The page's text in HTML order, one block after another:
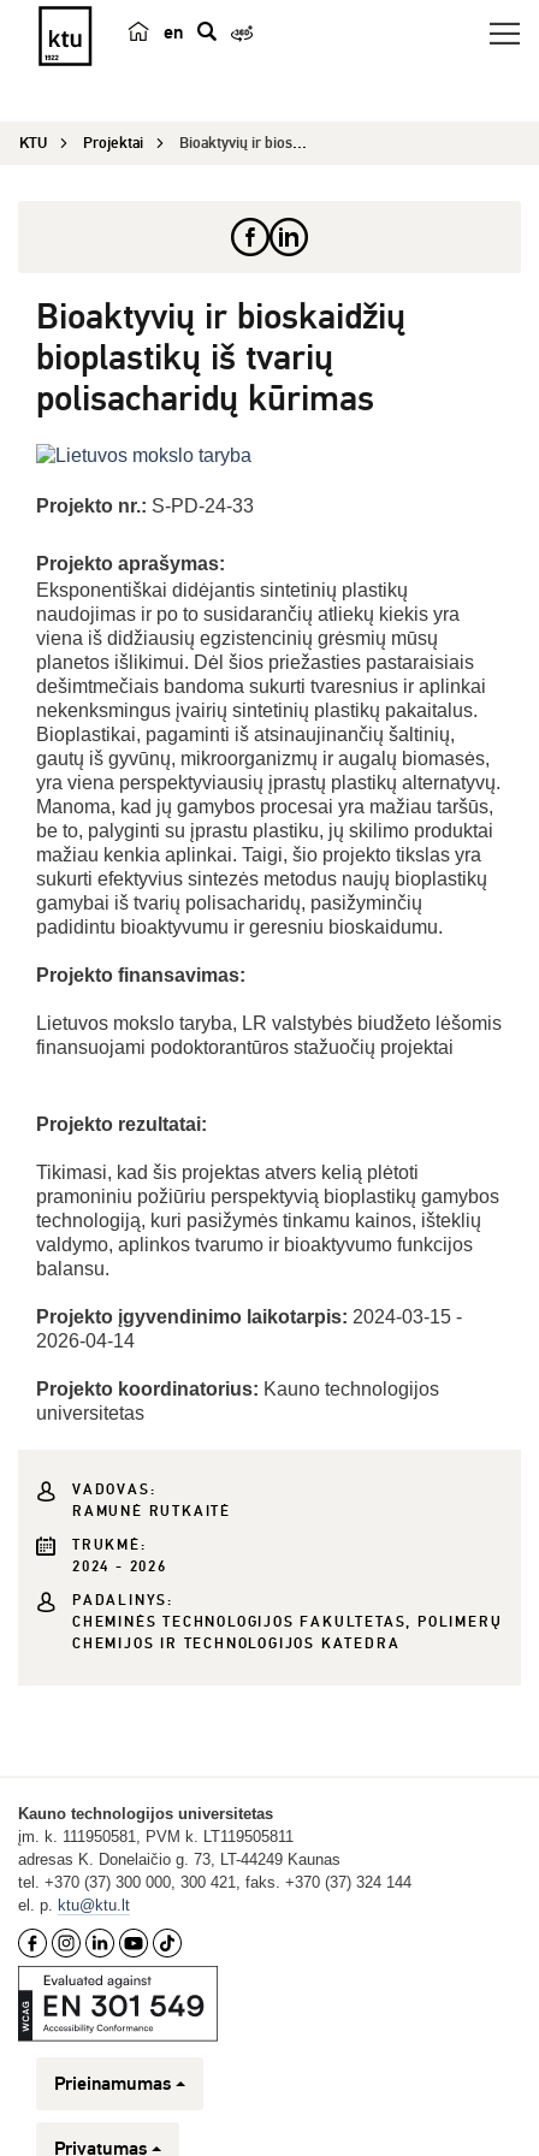
en
e
KTU Projektai Bioaktyvių ir bioskaidžių bioplastikų iš tvarių ...
Bioaktyvių ir bioskaidžių
bioplastikų iš tvarių
polisacharidų kūrimas
Projekto nr.: S-PD-24-33
Projekto aprašymas:
Eksponentiškai didėjantis sintetinių plastikų
naudojimas ir po to susidarančių atliekų kiekis yra
viena iš didžiausių egzistencinių grėsmių mūsų
planetos išlikimui. Dėl šios priežasties pastaraisiais
dešimtmečiais bandoma sukurti tvaresnius ir aplinkai
nekenksmingus įvairių sintetinių plastikų pakaitalus.
Bioplastikai, pagaminti iš atsinaujinančių šaltinių,
gautų iš gyvūnų, mikroorganizmų ir augalų biomasės,
yra viena perspektyviausių įprastų plastikų alternatyvų.
Manoma, kad jų gamybos procesai yra mažiau taršūs,
be to, palyginti su įprastu plastiku, jų skilimo produktai
mažiau kenkia aplinkai. Taigi, šio projekto tikslas yra
sukurti efektyvius sintezės metodus naujų bioplastikų
gamybai iš tvarių polisacharidų, pasižyminčių
padidintu bioaktyvumu ir geresniu bioskaidumu.
Projekto finansavimas:
Lietuvos mokslo taryba, LR valstybės biudžeto lėšomis
finansuojami podoktorantūros stažuočių projektai
Projekto rezultatai:
Tikimasi, kad šis projektas atvers kelią plėtoti
pramoniniu požiūriu perspektyvią bioplastikų gamybos
technologiją, kuri pasižymės tinkamu kainos, išteklių
valdymo, aplinkos tvarumo ir bioaktyvumo funkcijos
balansu.
Projekto įgyvendinimo laikotarpis: 2024-03-15 -
2026-04-14
Projekto koordinatorius: Kauno technologijos
universitetas
VADOVAS:
RAMUNĖ RUTKAITĖ
TRUKMĖ:
2024 - 2026
PADALINYS:
CHEMINĖS TECHNOLOGIJOS FAKULTETAS, POLIMERŲ
CHEMIJOS IR TECHNOLOGIJOS KATEDRA
Kauno technologijos universitetas
įm. k. 111950581, PVM k. LT119505811
adresas K. Donelaičio g. 73, LT-44249 Kaunas
tel. +370 (37) 300 000, 300 421, faks. +370 (37) 324 144
el. p. ktu@ktu.lt
Prieinamumas
Privatumas